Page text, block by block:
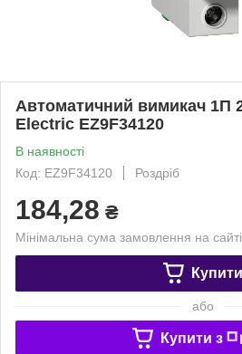
Автоматичний вимикач 1П
Electric EZ9F34120
В наявності
Код: EZ9F34120
Роздріб
184,28 ₴
Мінімальна сума замовлення на
Купити
або
Купити з